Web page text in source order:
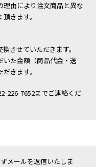
理由により注文商品と異な
きます。
させていただきます。
いた金額（商品代金・送
きます。
226-7652までご連絡くだ
メールを返信いたしま